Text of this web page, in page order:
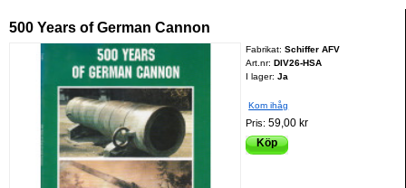
500 Years of German Cannon
Fabrikat:Schiffer AFV
Art.nr:DIV26-HSA
I lager: Ja
Kom ihåg
Pris:59,00 kr
Köp